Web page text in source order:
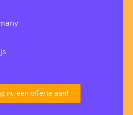
nu een offerte aan!